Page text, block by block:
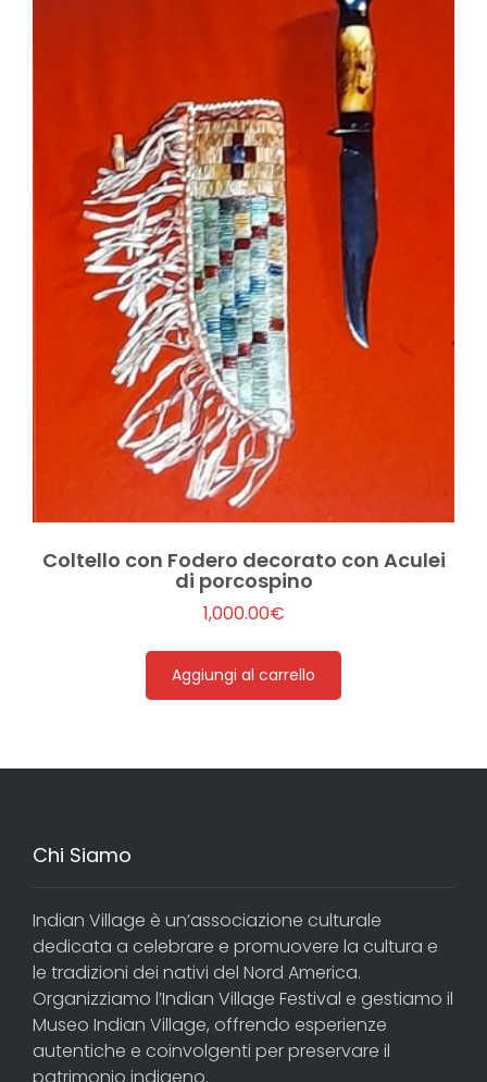
Coltello con Fodero decorato con Aculei
di porcospino
1,000.00€
Aggiungi al carrello
Chi Siamo
Indian Village è un’associazione culturale
dedicata a celebrare e promuovere la cultura e
le tradizioni dei nativi del Nord America.
Organizziamo l’Indian Village Festival e gestiamo il
Museo Indian Village, offrendo esperienze
autentiche e coinvolgenti per preservare il
patrimonio indigeno.